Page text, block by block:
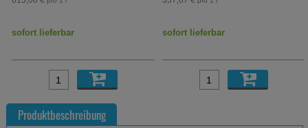
sofort lieferbar sofort lieferbar
Produktbeschreibung